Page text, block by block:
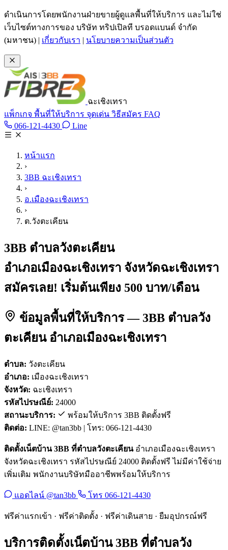
ข้ามไปเนื้อหาหลัก
ดำเนินการโดยพนักงานฝ่ายขายผู้ดูแลพื้นที่ให้บริการ และไม่ใช่
เว็บไซต์ทางการของ บริษัท ทริปเปิลที บรอดแบนด์ จำกัด
(มหาชน) | เกี่ยวกับเรา | นโยบายความเป็นส่วนตัว
ฉะเชิงเทรา
แพ็กเกจ พื้นที่ให้บริการ จุดเด่น วิธีสมัคร FAQ
066-121-4430 โทร 066-121-4430
LineLine @tan3bb
หน้าแรก
›
3BB ฉะเชิงเทรา
›
อ.เมืองฉะเชิงเทรา
›
ต.วังตะเคียน
3BB ตำบลวังตะเคียน
อำเภอเมืองฉะเชิงเทรา จังหวัดฉะเชิงเทรา
สมัครเลย! เริ่มต้นเพียง 500 บาท/เดือน
ข้อมูลพื้นที่ให้บริการ — 3BB ตำบลวัง
ตะเคียน อำเภอเมืองฉะเชิงเทรา
ตำบล: วังตะเคียน
อำเภอ: เมืองฉะเชิงเทรา
จังหวัด: ฉะเชิงเทรา
รหัสไปรษณีย์: 24000
สถานะบริการ:
พร้อมให้บริการ 3BB ติดตั้งฟรี
ติดต่อ: LINE: @tan3bb | โทร: 066-121-4430
ติดตั้งเน็ตบ้าน 3BB ที่ตำบลวังตะเคียนอำเภอเมืองฉะเชิงเทรา
จังหวัดฉะเชิงเทรา รหัสไปรษณีย์ 24000 ติดตั้งฟรี ไม่มีค่าใช้จ่าย
เพิ่มเติม พนักงานบริษัทมืออาชีพพร้อมให้บริการ
แอดไลน์ @tan3bb โทร 066-121-4430
ฟรีค่าแรกเข้า · ฟรีค่าติดตั้ง · ฟรีค่าเดินสาย · ยืมอุปกรณ์ฟรี
บริการติดตั้งเน็ตบ้าน 3BB ที่ตำบลวัง